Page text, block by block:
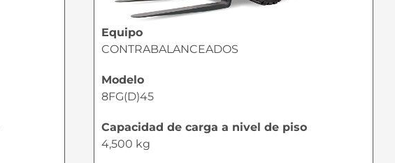
Equipo
CONTRABALANCEADOS
Modelo
8FG(D)45
Capacidad de carga a nivel de piso
4,500 kg